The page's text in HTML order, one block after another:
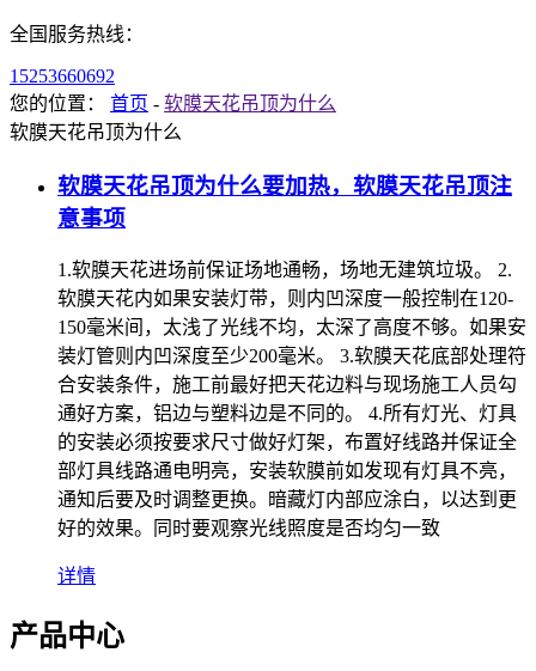
全国服务热线：
15253660692
您的位置： 首页 - 软膜天花吊顶为什么
软膜天花吊顶为什么
软膜天花吊顶为什么要加热，软膜天花吊顶注
意事项
1.软膜天花进场前保证场地通畅，场地无建筑垃圾。 2.
软膜天花内如果安装灯带，则内凹深度一般控制在120-
150毫米间，太浅了光线不均，太深了高度不够。如果安
装灯管则内凹深度至少200毫米。 3.软膜天花底部处理符
合安装条件，施工前最好把天花边料与现场施工人员勾
通好方案，铝边与塑料边是不同的。 4.所有灯光、灯具
的安装必须按要求尺寸做好灯架，布置好线路并保证全
部灯具线路通电明亮，安装软膜前如发现有灯具不亮，
通知后要及时调整更换。暗藏灯内部应涂白，以达到更
好的效果。同时要观察光线照度是否均匀一致
详情
产品中心